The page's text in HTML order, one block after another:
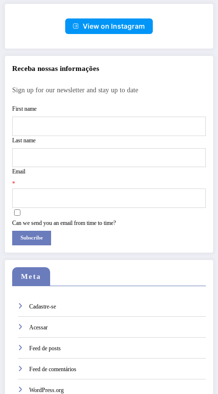
View on Instagram
Receba nossas informações
Sign up for our newsletter and stay up to date
First name
Last name
Email
*
Can we send you an email from time to time?
Subscribe
Meta
Cadastre-se
Acessar
Feed de posts
Feed de comentários
WordPress.org